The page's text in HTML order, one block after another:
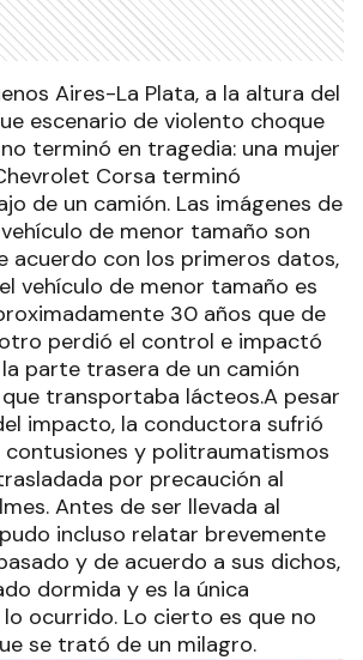
Aires-La Plata, a la altura del
escenario de violento choque
terminó en tragedia: una mujer
Corsa terminó
de un camión. Las imágenes de
de menor tamaño son
acuerdo con los primeros datos,
vehículo de menor tamaño es
30 años que de
perdió el control e impactó
parte trasera de un camión
que transportaba lácteos.A pesar
impacto, la conductora sufrió
contusiones y politraumatismos
por precaución al
Antes de ser llevada al
incluso relatar brevemente
y de acuerdo a sus dichos,
dormida y es la única
ocurrido. Lo cierto es que no
se trató de un milagro.